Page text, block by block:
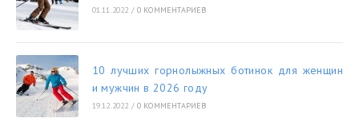
01.11.2022 / 0 КОММЕНТАРИЕВ
10 лучших горнолыжных ботинок для женщин
и мужчин в 2026 году
19.12.2022 / 0 КОММЕНТАРИЕВ